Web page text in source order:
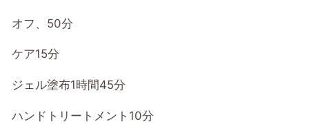
オフ、50分
ケア15分
ジェル塗布1時間45分
ハンドトリートメント10分